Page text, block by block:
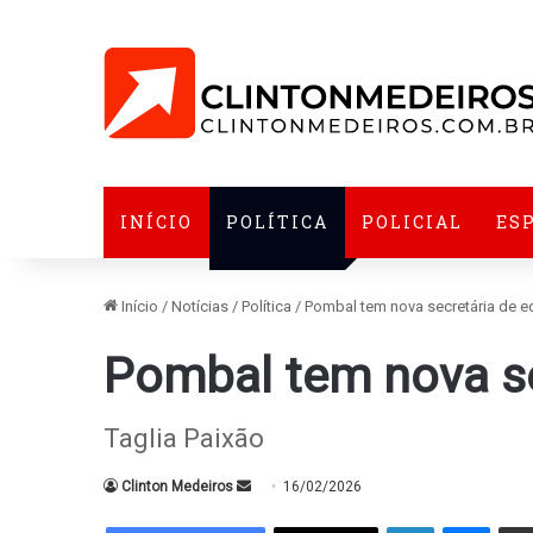
INÍCIO POLÍTICA POLICIAL
Início / Notícias / Política / Pombal tem nova secretária de
Pombal tem nova
Taglia Paixão
Clinton Medeiros
Mande16/02/2026
Linkedin